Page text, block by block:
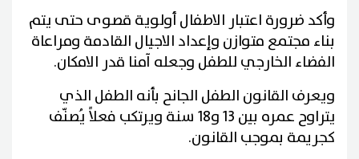
وأكد ضرورة اعتبار الاطفال أولوية قصوى حتى يتم
بناء مجتمع متوازن وإعداد الاجيال القادمة ومراعاة
الفضاء الخارجي للطفل وجعله آمنا قدر الامكان.
ويعرف القانون الطفل الجانح بأنه الطفل الذي
يتراوح عمره بين 13 و18 سنة ويرتكب فعلاً يُصنّف
كجريمة بموجب القانون.